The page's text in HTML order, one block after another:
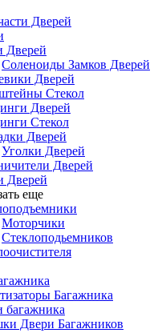
Дверей
Дверей
Соленоиды Замков Дверей
Дверей
Стекол
Дверей
Стекол
Дверей
Уголки Дверей
Дверей
Дверей
еще
Моторчики
Стеклоподьемников
Багажника
багажника
Двери Багажников